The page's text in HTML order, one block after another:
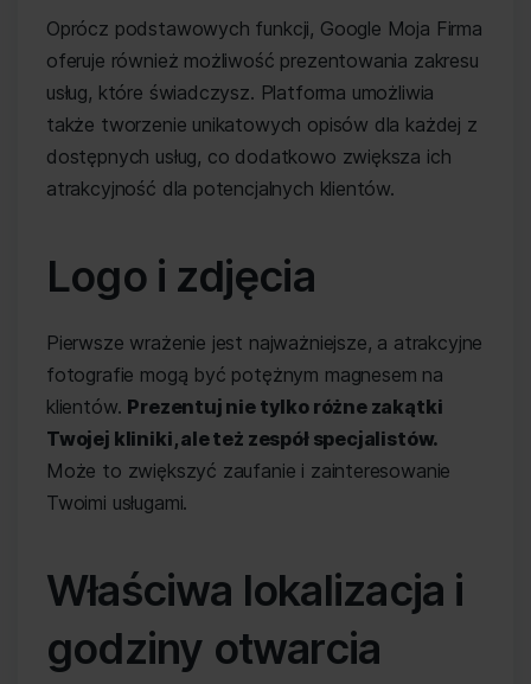
Oprócz podstawowych funkcji, Google Moja Firma
oferuje również możliwość prezentowania zakresu
usług, które świadczysz. Platforma umożliwia
także tworzenie unikatowych opisów dla każdej z
dostępnych usług, co dodatkowo zwiększa ich
atrakcyjność dla potencjalnych klientów.
Logo i zdjęcia
Pierwsze wrażenie jest najważniejsze, a atrakcyjne
fotografie mogą być potężnym magnesem na
klientów. Prezentuj nie tylko różne zakątki
Twojej kliniki, ale też zespół specjalistów.
Może to zwiększyć zaufanie i zainteresowanie
Twoimi usługami.
Właściwa lokalizacja i
godziny otwarcia